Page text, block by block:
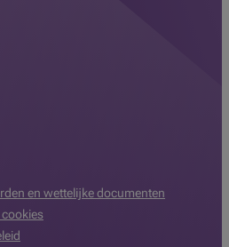
en wettelijke documenten